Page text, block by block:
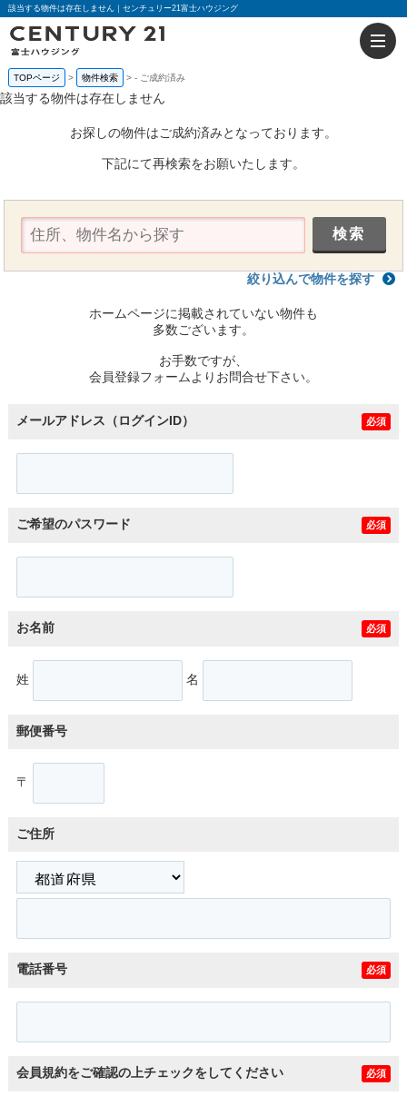
該当する物件は存在しません｜センチュリー21富士ハウジング
TOPページ 物件検索 - ご成約済み
該当する物件は存在しません
お探しの物件はご成約済みとなっております。
下記にて再検索をお願いたします。
絞り込んで物件を探す
ホームページに掲載されていない物件も
多数ございます。
お手数ですが、
会員登録フォームよりお問合せ下さい。
メールアドレス（ログインID） 必須
ご希望のパスワード 必須
お名前 必須
姓 名
郵便番号
〒
ご住所
電話番号 必須
会員規約をご確認の上チェックをしてください 必須